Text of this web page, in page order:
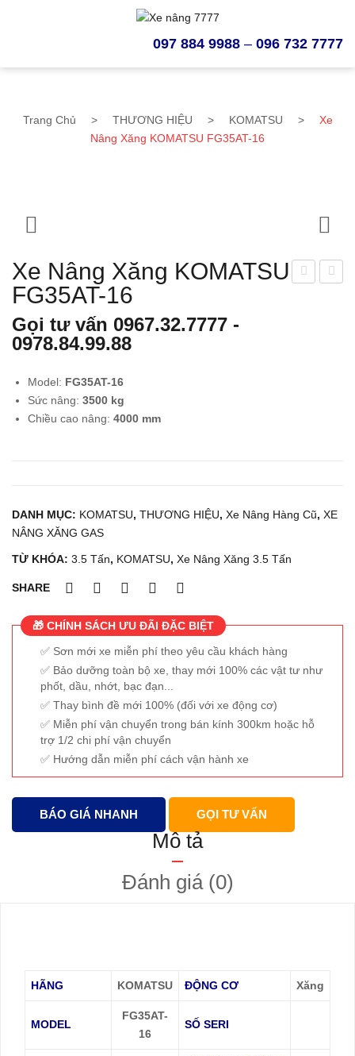
097 884 9988 – 096 732 7777
Trang Chủ > THƯƠNG HIỆU > KOMATSU >
Xe
Nâng Xăng KOMATSU FG35AT-16
5T-
02-
Xe Nâng Xăng KOMATSU
FG35AT-16
Gọi tư vấn 0967.32.7777 -
0978.84.99.88
Model: FG35AT-16
Sức nâng: 3500 kg
Chiều cao nâng: 4000 mm
DANH MỤC: KOMATSU, THƯƠNG HIỆU, Xe Nâng Hàng Cũ, XE
NÂNG XĂNG GAS
TỪ KHÓA: 3.5 Tấn, KOMATSU, Xe Nâng Xăng 3.5 Tấn
SHARE
🎁 CHÍNH SÁCH ƯU ĐÃI ĐẶC BIỆT
Sơn mới xe miễn phí theo yêu cầu khách hàng
Bảo dưỡng toàn bộ xe, thay mới 100% các vật tư như
phốt, dầu, nhớt, bạc đạn...
Thay bình đề mới 100% (đối với xe động cơ)
Miễn phí vận chuyển trong bán kính 300km hoặc hỗ
trợ 1/2 chi phí vận chuyển
Hướng dẫn miễn phí cách vận hành xe
BÁO GIÁ NHANH GỌI TƯ VẤN
Mô tả
Đánh giá (0)
HÃNG KOMATSU ĐỘNG CƠ Xăng
MODEL
FG35AT-
16
SỐ SERI